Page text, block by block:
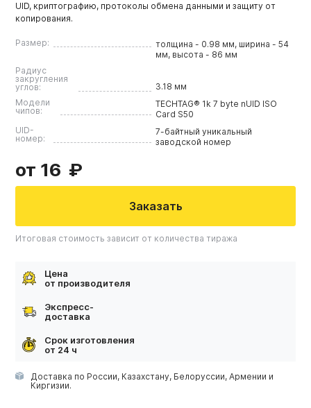
UID, криптографию, протоколы обмена данными и защиту от
копирования.
Размер:
толщина - 0.98 мм, ширина - 54
мм, высота - 86 мм
Радиус
закругления
углов:
3.18 мм
Модели
чипов:
TECHTAG® 1k 7 byte nUID ISO
Card S50
UID-
номер:
7-байтный уникальный
заводской номер
от 16
Заказать
Итоговая стоимость зависит от количества тиража
Цена
от производителя
Экспресс-
доставка
Срок изготовления
от 24 ч
Доставка по России, Казахстану, Белоруссии, Армении и
Киргизии.